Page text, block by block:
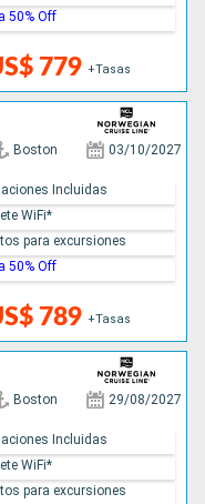
779 +Tasas
50% Off
Boston 03/10/2027
789 +Tasas
Incluidas
WiFi*
para excursiones
50% Off
Boston 29/08/2027
Incluidas
WiFi*
para excursiones